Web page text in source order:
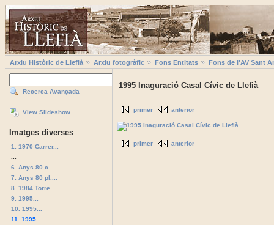
Arxiu Històric de Llefià Arxiu fotogràfic Fons Entitats Fons de l'AV Sant
Recerca Avançada
View Slideshow
Imatges diverses
1. 1970 Carrer...
6. Anys 80 c. ...
7. Anys 80 pl....
8. 1984 Torre ...
9. 1995...
10. 1995...
11. 1995...
1995 Inaguració Casal Cívic de Llefià
primer anterior
primer anterior